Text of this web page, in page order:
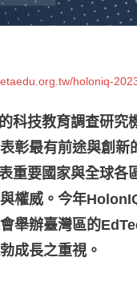
holoniq-
科技教育調查研究
彰最有前途與創新
重要國家與全球各
權威。今年
舉辦臺灣區的
成長之重視。